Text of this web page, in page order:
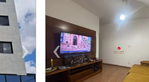
›
Next
‹